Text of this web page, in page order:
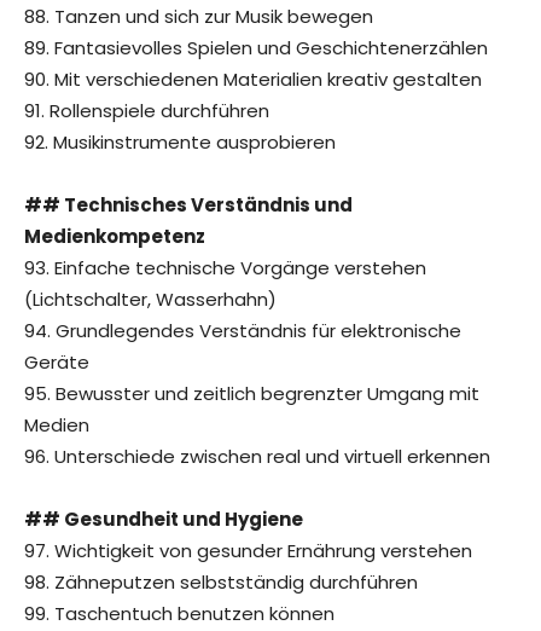
88. Tanzen und sich zur Musik bewegen
89. Fantasievolles Spielen und Geschichtenerzählen
90. Mit verschiedenen Materialien kreativ gestalten
91. Rollenspiele durchführen
92. Musikinstrumente ausprobieren
## Technisches Verständnis und
Medienkompetenz
93. Einfache technische Vorgänge verstehen
(Lichtschalter, Wasserhahn)
94. Grundlegendes Verständnis für elektronische
Geräte
95. Bewusster und zeitlich begrenzter Umgang mit
Medien
96. Unterschiede zwischen real und virtuell erkennen
## Gesundheit und Hygiene
97. Wichtigkeit von gesunder Ernährung verstehen
98. Zähneputzen selbstständig durchführen
99. Taschentuch benutzen können